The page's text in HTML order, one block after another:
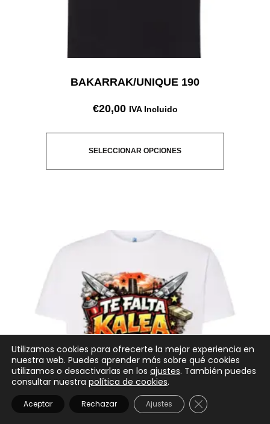
BAKARRAK/UNIQUE 190
€20,00 IVA Incluido
SELECCIONAR OPCIONES
Utilizamos cookies para ofrecerte la mejor experiencia en
nuestra web. Puedes aprender más sobre qué cookies
utilizamos o desactivarlas en los ajustes. También puedes
consultar nuestra política de cookies.
Aceptar Rechazar Ajustes CERRAR EL